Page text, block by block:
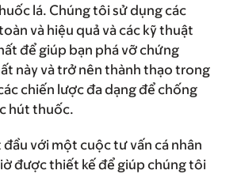
lá. Chúng tôi sử dụng các
và hiệu quả và các kỹ thuật
để giúp bạn phá vỡ chứng
này và trở nên thành thạo trong
chiến lược đa dạng để chống
hút thuốc.
với một cuộc tư vấn cá nhân
được thiết kế để giúp chúng tôi